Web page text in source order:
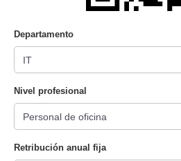
Departamento
Nivel profesional
Retribución anual fija